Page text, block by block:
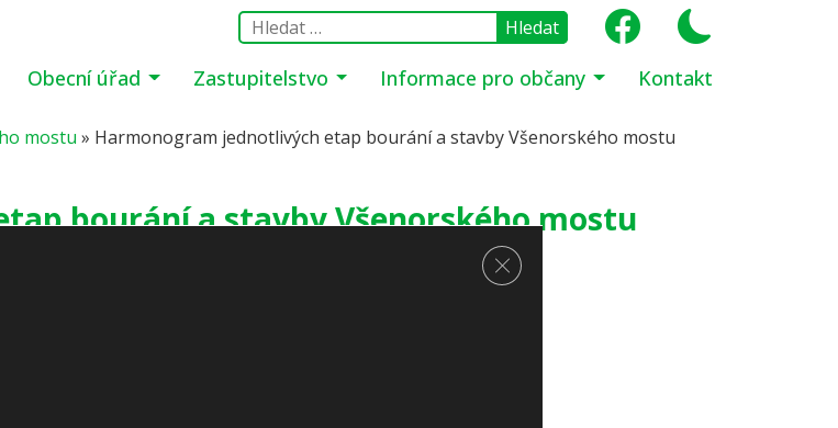
Obecní úřad Zastupitelstvo Informace pro občany Kontakt
mostu » Harmonogram jednotlivých etap bourání a stavby Všenorského mostu
bourání a stavby Všenorského mostu
drobně lišit:
na max. 15 min. po 24h instalace lávky:
Zavřít cookie lištu GDPR